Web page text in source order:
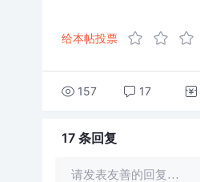
给本帖投票
157 17
17 条回复
请发表友善的回复…